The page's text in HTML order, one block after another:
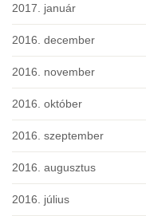
2017. január
2016. december
2016. november
2016. október
2016. szeptember
2016. augusztus
2016. július